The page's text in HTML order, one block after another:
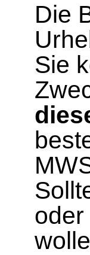
Die
Sie